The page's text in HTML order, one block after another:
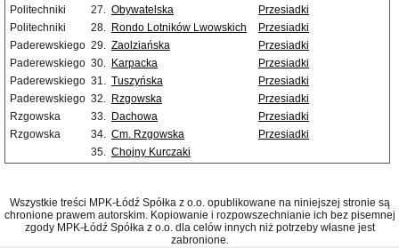
Politechniki
27. Obywatelska
Przesiadki
Politechniki
28. Rondo Lotników Lwowskich
Przesiadki
Paderewskiego 29. Zaolziańska
Przesiadki
Paderewskiego 30. Karpacka
Przesiadki
Paderewskiego 31. Tuszyńska
Przesiadki
Paderewskiego 32. Rzgowska
Przesiadki
Rzgowska
33. Dachowa
Przesiadki
Rzgowska
34. Cm. Rzgowska
Przesiadki
35. Chojny Kurczaki
Wszystkie treści MPK-Łódź Spółka z o.o. opublikowane na niniejszej stronie są
chronione prawem autorskim. Kopiowanie i rozpowszechnianie ich bez pisemnej
zgody MPK-Łódź Spółka z o.o. dla celów innych niż potrzeby własne jest
zabronione.